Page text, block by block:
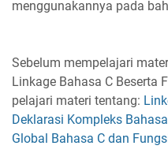
menggunakannya pada
Sebelum mempelajari
Linkage Bahasa C Beserta
pelajari materi tentang:
Deklarasi Kompleks
Global Bahasa C dan